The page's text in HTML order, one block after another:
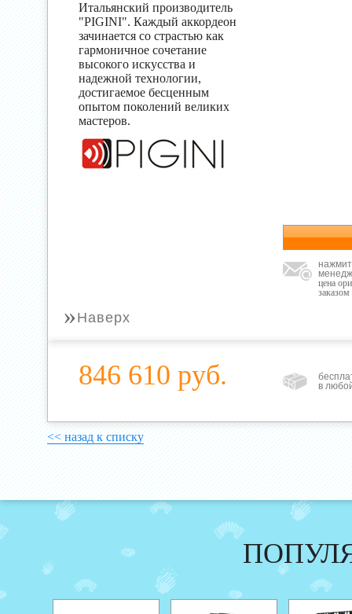
Итальянский производитель
"PIGINI". Каждый аккордеон
зачинается со страстью как
гармоничное сочетание
высокого искусства и
надежной технологии,
достигаемое бесценным
опытом поколений великих
мастеров.
цена
заказом
» Наверх
846 610 руб.
в
<< назад к списку